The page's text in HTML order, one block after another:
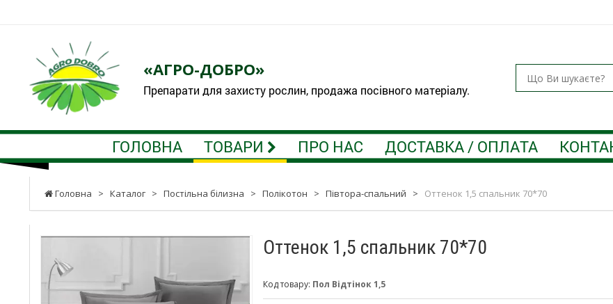
«АГРО-ДОБРО»
Препарати для захисту рослин, продажа посівного матеріалу.
ГОЛОВНА ТОВАРИ ПРО НАС ДОСТАВКА / ОПЛАТА
Головна > Каталог > Постільна білизна > Полікотон > Півтора-спальний > Оттенок 1,5 спальник 70*70
Оттенок 1,5 спальник 70*70
Код товару: Пол Відтінок 1,5